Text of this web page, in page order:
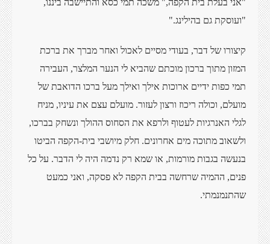
"אני בעלת בית הקפה," משכה תמי כסא והתיישבה ביננו,
"ועוסקת גם בהילינג."
קיצורו של דבר, בעודי מסיים לאכול ואחר מברך את ברכת
המזון מתוך ברכון מוכתם שהביא לי הנער המלצר, העבירה
תמי כפות ידיים ארוכות אילך ואילך מעל ברכו הדואבת של
מועלם, וכולה ריכוז ורצון לעזור. מועלם עצם את עיניו, מניח
לגלי האנרגיות לעטוף ולרפא את הסחוס ההולך ונשחק בברכו,
ולשאוב מתוכה מים אחרונים. חלק מיושבי בית-הקפה הביטו
בנעשה בגבות מורמות, או שמא רק נדמה היה לי הדבר. על כל
פנים, ההמיה שרחשה בבית הקפה לא פסקה, ואני כמעט
שהתנמנמתי.